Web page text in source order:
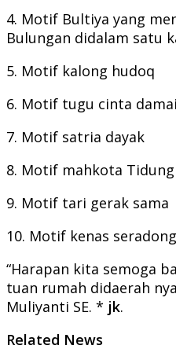
4. Motif Bultiya yang
Bulungan didalam satu
5. Motif kalong hudoq
6. Motif tugu cinta damai
7. Motif satria dayak
8. Motif mahkota Tidung
9. Motif tari gerak sama
10. Motif kenas
“Harapan kita semoga
tuan rumah didaerah
Muliyanti SE. * jk.
Related News